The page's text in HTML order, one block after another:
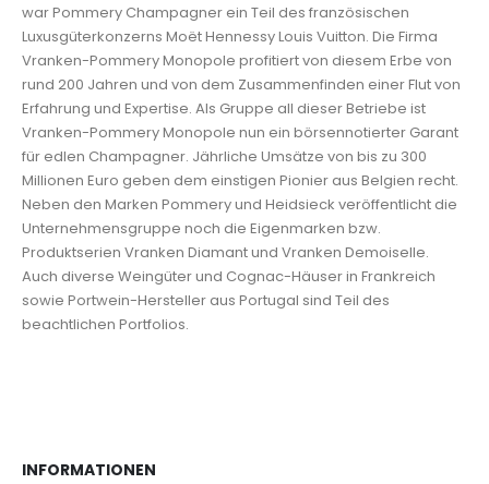
war Pommery Champagner ein Teil des französischen
Luxusgüterkonzerns Moët Hennessy Louis Vuitton. Die Firma
Vranken-Pommery Monopole profitiert von diesem Erbe von
rund 200 Jahren und von dem Zusammenfinden einer Flut von
Erfahrung und Expertise. Als Gruppe all dieser Betriebe ist
Vranken-Pommery Monopole nun ein börsennotierter Garant
für edlen Champagner. Jährliche Umsätze von bis zu 300
Millionen Euro geben dem einstigen Pionier aus Belgien recht.
Neben den Marken Pommery und Heidsieck veröffentlicht die
Unternehmensgruppe noch die Eigenmarken bzw.
Produktserien Vranken Diamant und Vranken Demoiselle.
Auch diverse Weingüter und Cognac-Häuser in Frankreich
sowie Portwein-Hersteller aus Portugal sind Teil des
beachtlichen Portfolios.
INFORMATIONEN